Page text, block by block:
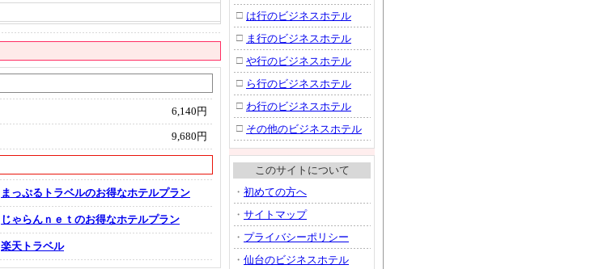
6,140円
9,680円
まっぷるトラベルのお得なホテルプラン
じゃらんｎｅｔのお得なホテルプラン
楽天トラベル
□ は行のビジネスホテル
□ ま行のビジネスホテル
□ や行のビジネスホテル
□ ら行のビジネスホテル
□ わ行のビジネスホテル
□ その他のビジネスホテル
このサイトについて
・ 初めての方へ
・ サイトマップ
・ プライバシーポリシー
・ 仙台のビジネスホテル